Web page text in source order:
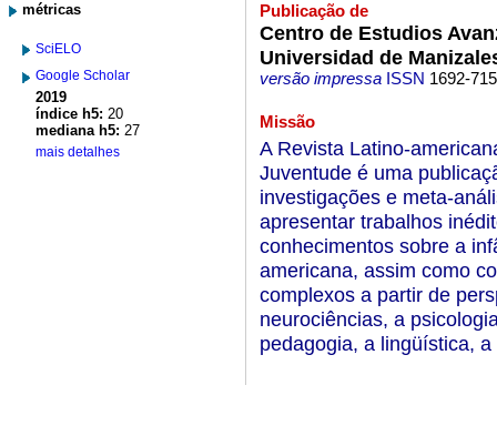
métricas
SciELO
Google Scholar
2019
índice h5: 20
mediana h5: 27
mais detalhes
Publicação de
Centro de Estudios
Universidad de
versão impressaISSN 1692-
Missão
A Revista Latino-
Juventude é uma
investigações e meta-
apresentar trabalhos
conhecimentos sobre a
americana, assim como
complexos a partir de
neurociências, a
pedagogia, a lingüística,